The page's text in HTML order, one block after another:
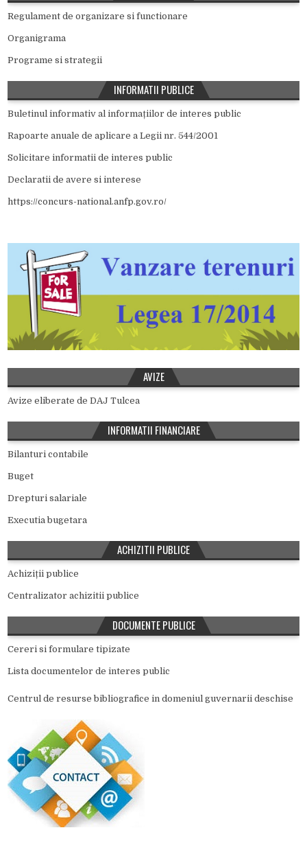
Regulament de organizare si functionare
Organigrama
Programe si strategii
INFORMATII PUBLICE
Buletinul informativ al informațiilor de interes public
Rapoarte anuale de aplicare a Legii nr. 544/2001
Solicitare informatii de interes public
Declaratii de avere si interese
https://concurs-national.anfp.gov.ro/
AVIZE
Avize eliberate de DAJ Tulcea
INFORMATII FINANCIARE
Bilanturi contabile
Buget
Drepturi salariale
Executia bugetara
ACHIZITII PUBLICE
Achiziții publice
Centralizator achizitii publice
DOCUMENTE PUBLICE
Cereri si formulare tipizate
Lista documentelor de interes public
Centrul de resurse bibliografice in domeniul guvernarii deschise